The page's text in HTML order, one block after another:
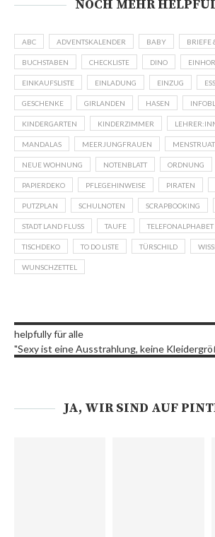
NOCH MEHR
ABC ADVENTSKALENDER BABY BRIEFE
BUCHSTABEN CHECKLISTE DINO
EINKAUFSLISTE EINLADUNG EINZUG
GESCHENKE GIRLANDEN HASEN
KINDERGARTEN KINDERZIMMER
MANDALAS MEERJUNGFRAUEN
NEUE WOHNUNG NOTENBLATT ORDNUNG
PAPIERDEKO PFLEGEHINWEISE PIRATEN
PUTZPLAN SCHULNOTEN SCRAPBOOKING
STADT LAND FLUSS TAUFE TELEFONALPHABET
TISCHDEKO TO DO LISTE TÜRSCHILD
WUNSCHZETTEL
helpfully für alle
"Sexy ist eine Ausstrahlung, keine
JA, WIR SIND AUF